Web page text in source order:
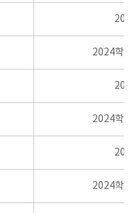
2024학
2024학
2024학